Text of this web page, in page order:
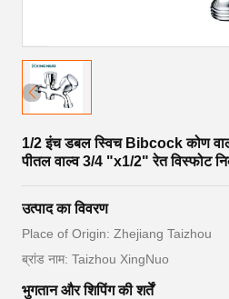
1/2 इंच डबल स्विच Bibcock कोण
पीतल वाल्व 3/4 "x1/2" रेत विस्फोट
उत्पाद का विवरण
Place of Origin: Zhejiang Taizhou
ब्रांड नाम: Taizhou XingNuo
भुगतान और शिपिंग की शर्तें